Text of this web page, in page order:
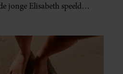
jonge Elisabeth speelde